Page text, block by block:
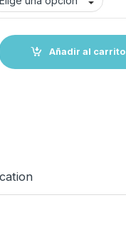
quantity
Añadir al carrito